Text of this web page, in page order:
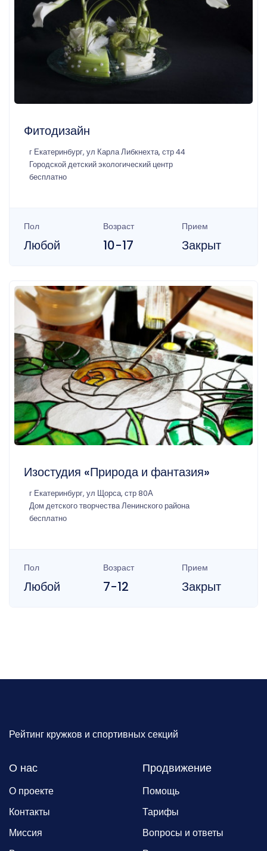
Фитодизайн
г Екатеринбург, ул Карла Либкнехта, стр 44
Городской детский экологический центр
бесплатно
Пол
Любой
Возраст
10-17
Прием
Закрыт
Изостудия «Природа и фантазия»
г Екатеринбург, ул Щорса, стр 80А
Дом детского творчества Ленинского района
бесплатно
Пол
Любой
Возраст
7-12
Прием
Закрыт
Рейтинг кружков и спортивных секций
О нас
О проекте
Контакты
Миссия
Продвижение
Помощь
Тарифы
Вопросы и ответы